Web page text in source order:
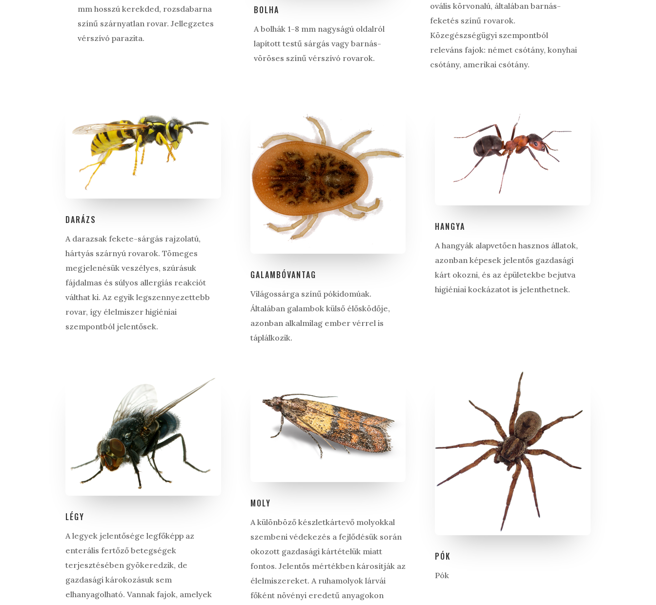
mm hosszú kerekded, rozsdabarna
színű szárnyatlan rovar. Jellegzetes
vérszívó parazita.
BOLHA
A bolhák 1-8 mm nagyságú oldalról
lapított testű sárgás vagy barnás-
vöröses színű vérszívó rovarok.
ovális körvonalú, általában barnás-
feketés színű rovarok.
Közegészségügyi szempontból
releváns fajok: német csótány, konyhai
csótány, amerikai csótány.
DARÁZS
A darazsak fekete-sárgás rajzolatú,
hártyás szárnyú rovarok. Tömeges
megjelenésük veszélyes, szúrásuk
fájdalmas és súlyos allergiás reakciót
válthat ki. Az egyik legszennyezettebb
rovar, így élelmiszer higiéniai
szempontból jelentősek.
GALAMBÓVANTAG
Világossárga színű pókidomúak.
Általában galambok külső élősködője,
azonban alkalmilag ember vérrel is
táplálkozik.
HANGYA
A hangyák alapvetően hasznos állatok,
azonban képesek jelentős gazdasági
kárt okozni, és az épületekbe bejutva
higiéniai kockázatot is jelenthetnek.
LÉGY
A legyek jelentősége legfőképp az
enterális fertőző betegségek
terjesztésében gyökeredzik, de
gazdasági károkozásuk sem
elhanyagolható. Vannak fajok, amelyek
MOLY
A különböző készletkártevő molyokkal
szembeni védekezés a fejlődésük során
okozott gazdasági kártételük miatt
fontos. Jelentős mértékben károsítják az
élelmiszereket. A ruhamolyok lárvái
főként növényi eredetű anyagokon
PÓK
Pók